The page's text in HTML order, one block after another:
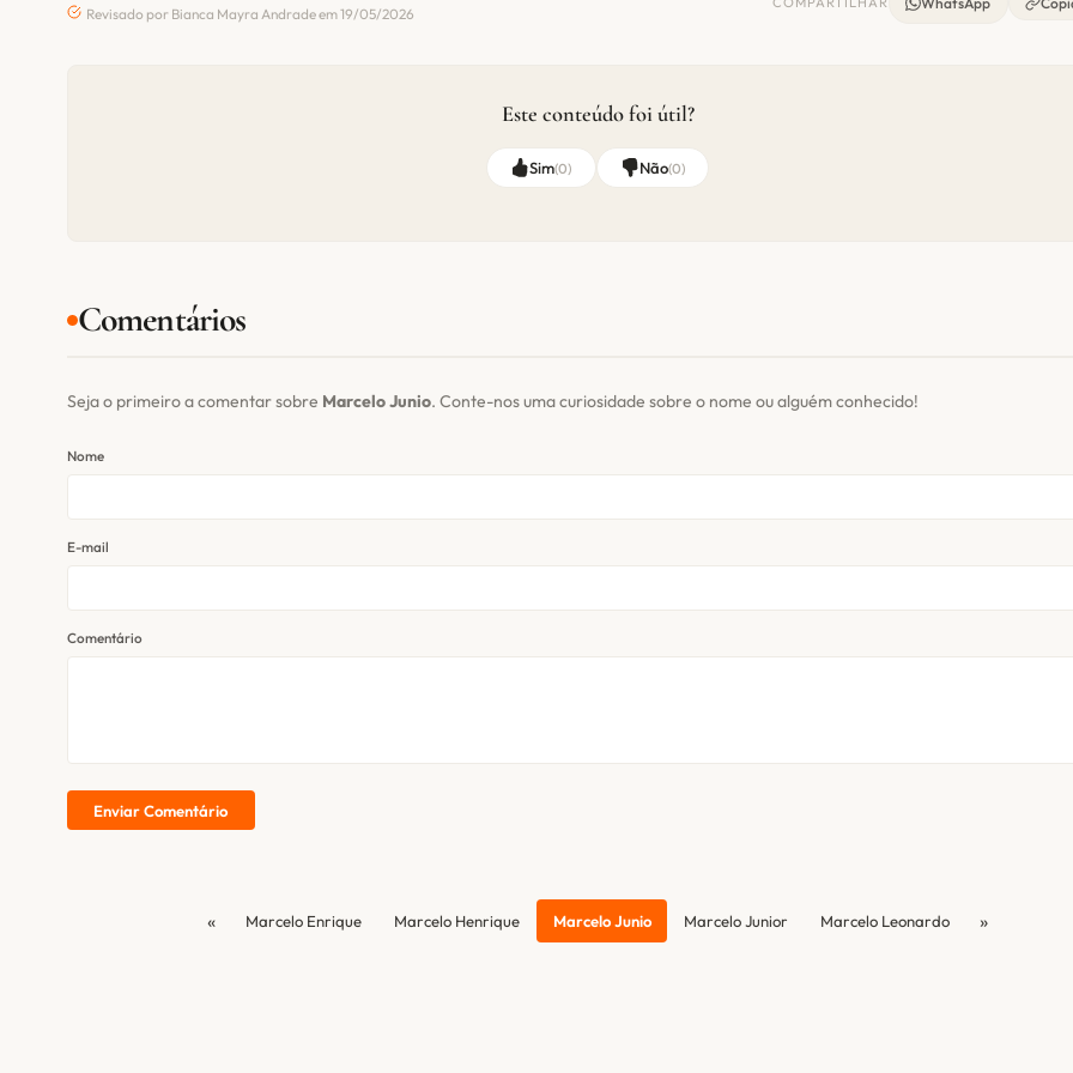
Revisado por Bianca Mayra Andrade em 19/05/2026
Este conteúdo foi útil?
Sim(0) Não(0)
Comentários
Seja o primeiro a comentar sobre Marcelo Junio. Conte-nos uma curiosidade sobre o nome ou alguém conhecido!
Nome
E-mail
Comentário
Enviar Comentário
« Marcelo Enrique Marcelo Henrique Marcelo Junio Marcelo Junior Marcelo Leonardo »